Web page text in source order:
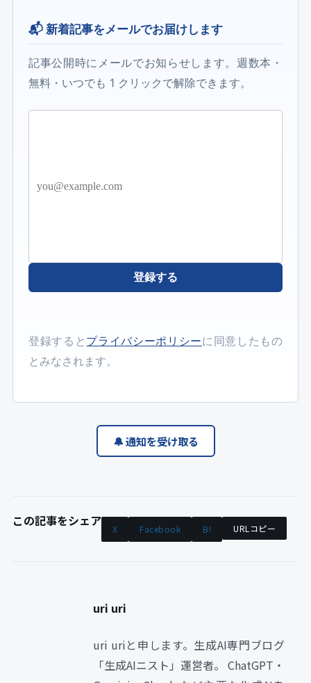
📬 新着記事をメールでお届けします
記事公開時にメールでお知らせします。週数本・
無料・いつでも 1 クリックで解除できます。
登録する
登録すると プライバシーポリシーに同意したもの
とみなされます。
🔔 通知を受け取る
この記事をシェア X Facebook B! URLコピー
uri uri
uri uriと申します。生成AI専門ブログ
「生成AIニスト」運営者。 ChatGPT・